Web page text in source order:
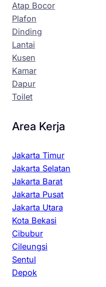
Atap Bocor
Plafon
Dinding
Lantai
Kusen
Kamar
Dapur
Toilet
Area Kerja
Jakarta Timur
Jakarta Selatan
Jakarta Barat
Jakarta Pusat
Jakarta Utara
Kota Bekasi
Cibubur
Cileungsi
Sentul
Depok